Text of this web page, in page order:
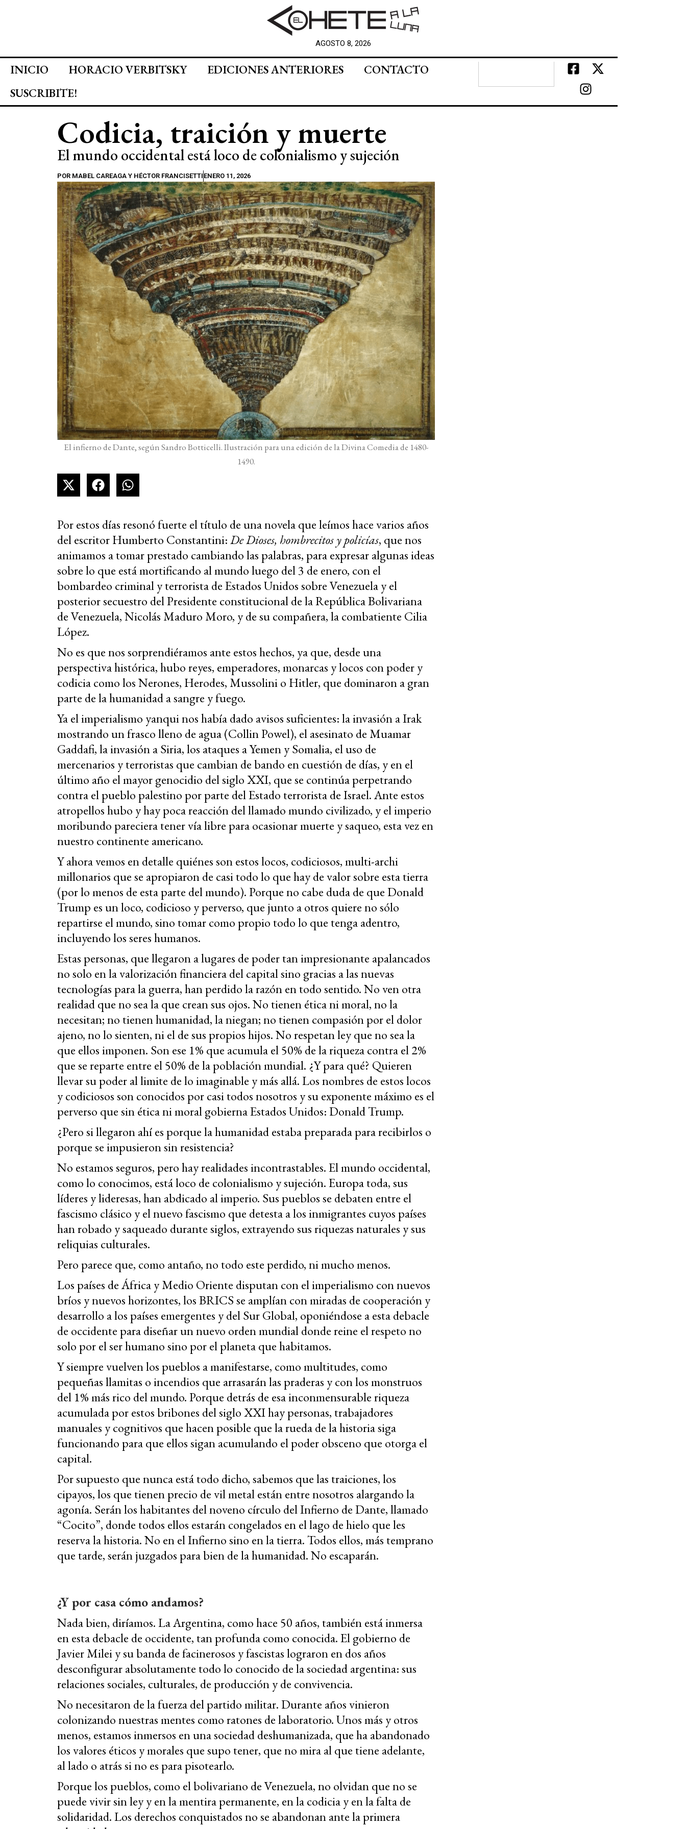
AGOSTO 8, 2026
INICIO HORACIO VERBITSKY EDICIONES ANTERIORES
CONTACTO
SUSCRIBITE!
Codicia, traición y muerte
El mundo occidental está loco de colonialismo y sujeción
POR MABEL CAREAGA Y HÉCTOR FRANCISETTI ENERO 11, 2026
El infierno de Dante, según Sandro Botticelli. Ilustración para una edición de la Divina Comedia de 1480-
1490.
Por estos días resonó fuerte el título de una novela que leímos hace varios años
del escritor Humberto Constantini:De Dioses, hombrecitos y policías, que nos
animamos a tomar prestado cambiando las palabras, para expresar algunas ideas
sobre lo que está mortificando al mundo luego del 3 de enero, con el
bombardeo criminal y terrorista de Estados Unidos sobre Venezuela y el
posterior secuestro del Presidente constitucional de la República Bolivariana
de Venezuela, Nicolás Maduro Moro, y de su compañera, la combatiente Cilia
López.
No es que nos sorprendiéramos ante estos hechos, ya que, desde una
perspectiva histórica, hubo reyes, emperadores, monarcas y locos con poder y
codicia como los Nerones, Herodes, Mussolini o Hitler, que dominaron a gran
parte de la humanidad a sangre y fuego.
Ya el imperialismo yanqui nos había dado avisos suficientes: la invasión a Irak
mostrando un frasco lleno de agua (Collin Powel), el asesinato de Muamar
Gaddafi, la invasión a Siria, los ataques a Yemen y Somalia, el uso de
mercenarios y terroristas que cambian de bando en cuestión de días, y en el
último año el mayor genocidio del siglo XXI, que se continúa perpetrando
contra el pueblo palestino por parte del Estado terrorista de Israel. Ante estos
atropellos hubo y hay poca reacción del llamado mundo civilizado, y el imperio
moribundo pareciera tener vía libre para ocasionar muerte y saqueo, esta vez en
nuestro continente americano.
Y ahora vemos en detalle quiénes son estos locos, codiciosos, multi-archi
millonarios que se apropiaron de casi todo lo que hay de valor sobre esta tierra
(por lo menos de esta parte del mundo). Porque no cabe duda de que Donald
Trump es un loco, codicioso y perverso, que junto a otros quiere no sólo
repartirse el mundo, sino tomar como propio todo lo que tenga adentro,
incluyendo los seres humanos.
Estas personas, que llegaron a lugares de poder tan impresionante apalancados
no solo en la valorización financiera del capital sino gracias a las nuevas
tecnologías para la guerra, han perdido la razón en todo sentido. No ven otra
realidad que no sea la que crean sus ojos. No tienen ética ni moral, no la
necesitan; no tienen humanidad, la niegan; no tienen compasión por el dolor
ajeno, no lo sienten, ni el de sus propios hijos. No respetan ley que no sea la
que ellos imponen. Son ese 1% que acumula el 50% de la riqueza contra el 2%
que se reparte entre el 50% de la población mundial. ¿Y para qué? Quieren
llevar su poder al limite de lo imaginable y más allá. Los nombres de estos locos
y codiciosos son conocidos por casi todos nosotros y su exponente máximo es el
perverso que sin ética ni moral gobierna Estados Unidos: Donald Trump.
¿Pero si llegaron ahí es porque la humanidad estaba preparada para recibirlos o
porque se impusieron sin resistencia?
No estamos seguros, pero hay realidades incontrastables. El mundo occidental,
como lo conocimos, está loco de colonialismo y sujeción. Europa toda, sus
líderes y lideresas, han abdicado al imperio. Sus pueblos se debaten entre el
fascismo clásico y el nuevo fascismo que detesta a los inmigrantes cuyos países
han robado y saqueado durante siglos, extrayendo sus riquezas naturales y sus
reliquias culturales.
Pero parece que, como antaño, no todo este perdido, ni mucho menos.
Los países de África y Medio Oriente disputan con el imperialismo con nuevos
bríos y nuevos horizontes, los BRICS se amplían con miradas de cooperación y
desarrollo a los países emergentes y del Sur Global, oponiéndose a esta debacle
de occidente para diseñar un nuevo orden mundial donde reine el respeto no
solo por el ser humano sino por el planeta que habitamos.
Y siempre vuelven los pueblos a manifestarse, como multitudes, como
pequeñas llamitas o incendios que arrasarán las praderas y con los monstruos
del 1% más rico del mundo. Porque detrás de esa inconmensurable riqueza
acumulada por estos bribones del siglo XXI hay personas, trabajadores
manuales y cognitivos que hacen posible que la rueda de la historia siga
funcionando para que ellos sigan acumulando el poder obsceno que otorga el
capital.
Por supuesto que nunca está todo dicho, sabemos que las traiciones, los
cipayos, los que tienen precio de vil metal están entre nosotros alargando la
agonía. Serán los habitantes del noveno círculo del Infierno de Dante, llamado
“Cocito”, donde todos ellos estarán congelados en el lago de hielo que les
reserva la historia. No en el Infierno sino en la tierra. Todos ellos, más temprano
que tarde, serán juzgados para bien de la humanidad. No escaparán.
¿Y por casa cómo andamos?
Nada bien, diríamos. La Argentina, como hace 50 años, también está inmersa
en esta debacle de occidente, tan profunda como conocida. El gobierno de
Javier Milei y su banda de facinerosos y fascistas lograron en dos años
desconfigurar absolutamente todo lo conocido de la sociedad argentina: sus
relaciones sociales, culturales, de producción y de convivencia.
No necesitaron de la fuerza del partido militar. Durante años vinieron
colonizando nuestras mentes como ratones de laboratorio. Unos más y otros
menos, estamos inmersos en una sociedad deshumanizada, que ha abandonado
los valores éticos y morales que supo tener, que no mira al que tiene adelante,
al lado o atrás si no es para pisotearlo.
Porque los pueblos, como el bolivariano de Venezuela, no olvidan que no se
puede vivir sin ley y en la mentira permanente, en la codicia y en la falta de
solidaridad. Los derechos conquistados no se abandonan ante la primera